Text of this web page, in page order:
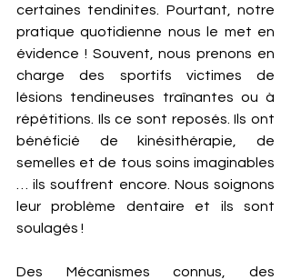
certaines tendinites. Pourtant, notre
pratique quotidienne nous le met en
évidence ! Souvent, nous prenons en
charge des sportifs victimes de
lésions tendineuses traînantes ou à
répétitions. Ils ce sont reposés. Ils ont
bénéficié de kinésithérapie, de
semelles et de tous soins imaginables
… ils souffrent encore. Nous soignons
leur problème dentaire et ils sont
soulagés !
Des Mécanismes connus, des